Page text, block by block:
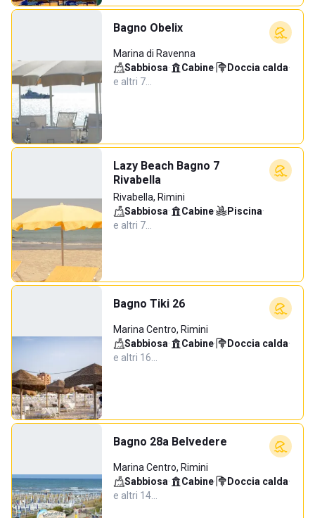
Bagno Obelix
Marina di Ravenna
Sabbiosa· Cabine· Doccia calda·
e altri 7…
Lazy Beach Bagno 7
Rivabella
Rivabella, Rimini
Sabbiosa· Cabine· Piscina·
e altri 7…
Bagno Tiki 26
Marina Centro, Rimini
Sabbiosa· Cabine· Doccia calda·
e altri 16…
Bagno 28a Belvedere
Marina Centro, Rimini
Sabbiosa· Cabine· Doccia calda·
e altri 14…